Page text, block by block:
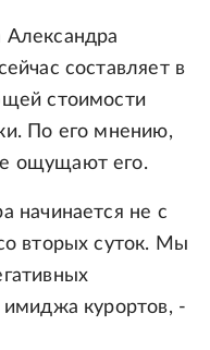
Александра
составляет в
стоимости
По его мнению,
ощущают его.
начинается не с
вторых суток. Мы
имиджа курортов, -